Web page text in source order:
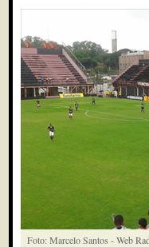
Foto: Marcelo Santos - Web